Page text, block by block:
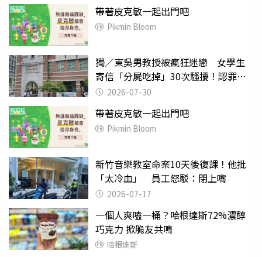
帶著皮克敏一起出門吧
Pikmin Bloom
獨／東吳男教授被瘋狂迷戀 女學生
寄信「分屍吃掉」30次騷擾！認罪免
關 2026-07-30
帶著皮克敏一起出門吧
Pikmin Bloom
新竹音樂教室命案10天後復課！他批
「太冷血」 員工怒駁：閉上嘴
2026-07-17
一個人爽嗑一桶？哈根達斯72%濃醇
巧克力 掀脆友共鳴
哈根達斯